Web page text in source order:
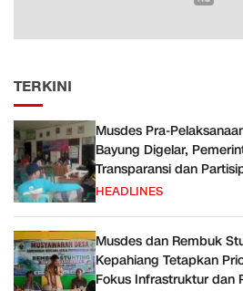
TERKINI
Musdes Pra-
Bayung Digelar,
Transparansi dan
HEADLINES
Musdes dan Rembuk
Kepahiang Tetapkan
Fokus Infrastruktur dan